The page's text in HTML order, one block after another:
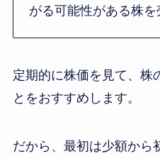
がる可能性がある株を
定期的に株価を見て、株
とをおすすめします。
だから、最初は少額から